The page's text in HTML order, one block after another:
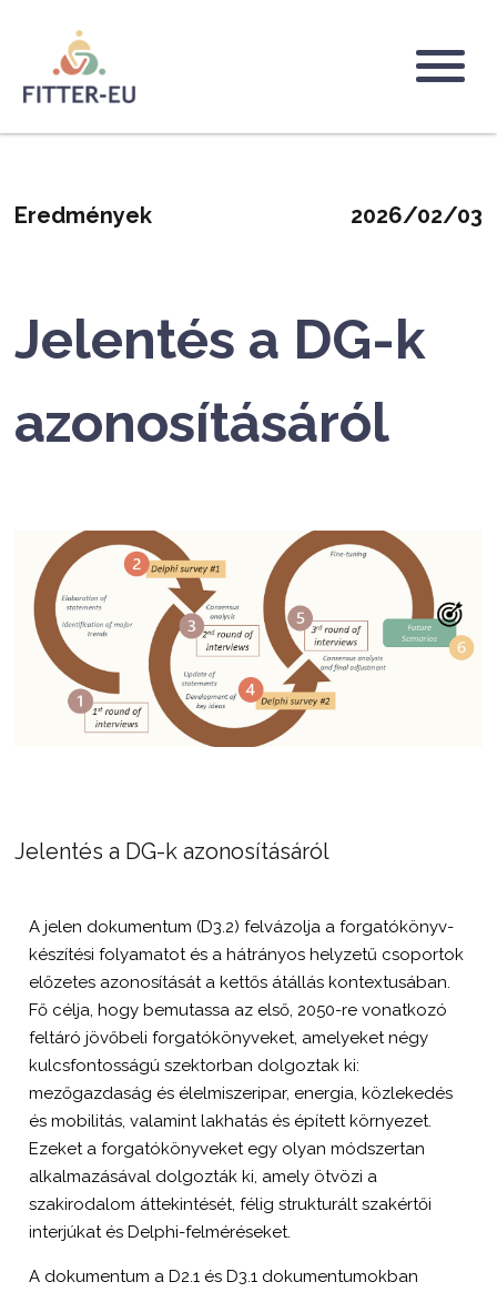
tartalomra
Logo
Eredmények 2026/02/03
Jelentés a DG-k
azonosításáról
Jelentés a DG-k azonosításáról
A jelen dokumentum (D3.2) felvázolja a forgatókönyv-
készítési folyamatot és a hátrányos helyzetű csoportok
előzetes azonosítását a kettős átállás kontextusában.
Fő célja, hogy bemutassa az első, 2050-re vonatkozó
feltáró jövőbeli forgatókönyveket, amelyeket négy
kulcsfontosságú szektorban dolgoztak ki:
mezőgazdaság és élelmiszeripar, energia, közlekedés
és mobilitás, valamint lakhatás és épített környezet.
Ezeket a forgatókönyveket egy olyan módszertan
alkalmazásával dolgozták ki, amely ötvözi a
szakirodalom áttekintését, félig strukturált szakértői
interjúkat és Delphi-felméréseket.
A dokumentum a D2.1 és D3.1 dokumentumokban